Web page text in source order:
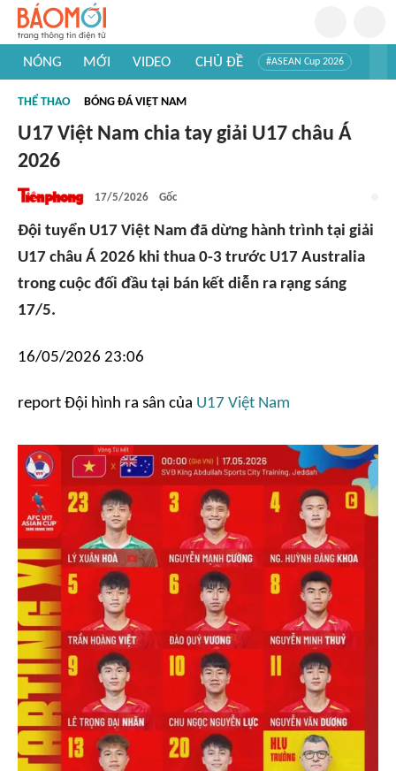
NÓNG MỚI VIDEO CHỦ ĐỀ #ASEAN Cup 2026
#Khám phá thế giới
THỂ THAO BÓNG ĐÁ VIỆT NAM
U17 Việt Nam chia tay giải U17 châu Á
2026
17/5/2026 Gốc
Đội tuyển U17 Việt Nam đã dừng hành trình tại giải
U17 châu Á 2026 khi thua 0-3 trước U17 Australia
trong cuộc đối đầu tại bán kết diễn ra rạng sáng
17/5.
16/05/2026 23:06
report Đội hình ra sân của U17 Việt Nam